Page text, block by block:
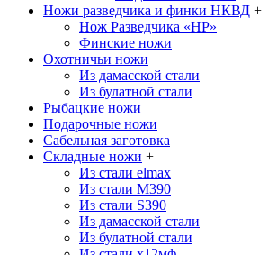
Ножи разведчика и финки НКВД +
Нож Разведчика «НР»
Финские ножи
Охотничьи ножи +
Из дамасской стали
Из булатной стали
Рыбацкие ножи
Подарочные ножи
Сабельная заготовка
Складные ножи +
Из стали elmax
Из стали М390
Из стали S390
Из дамасской стали
Из булатной стали